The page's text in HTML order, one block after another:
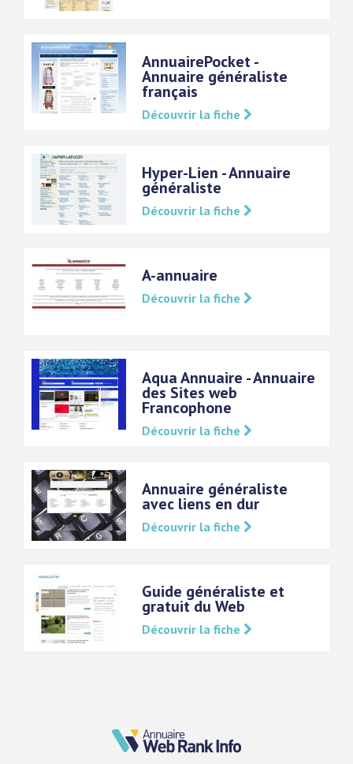
AnnuairePocket -
Annuaire généraliste
français
Découvrir la fiche
Hyper-Lien - Annuaire
généraliste
Découvrir la fiche
A-annuaire
Découvrir la fiche
Aqua Annuaire - Annuaire
des Sites web
Francophone
Découvrir la fiche
Annuaire généraliste
avec liens en dur
Découvrir la fiche
Guide généraliste et
gratuit du Web
Découvrir la fiche